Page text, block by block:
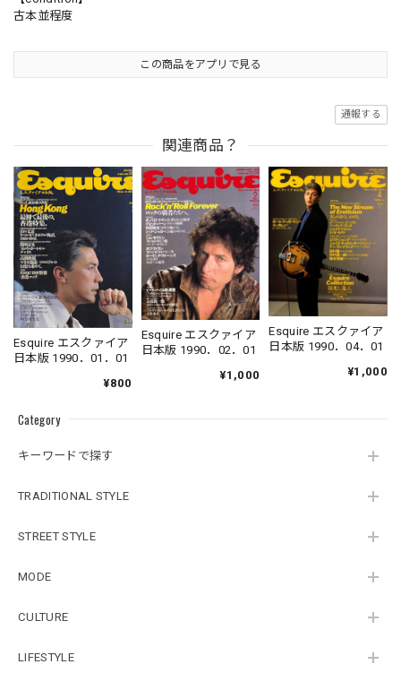
Category
キーワードで探す
TRADITIONAL STYLE
STREET STYLE
MODE
CULTURE
LIFESTYLE
古本並程度
この商品をアプリで見る
通報する
関連商品？
Esquire エスクァイア
日本版 1990．01．01
¥800
Esquire エスクァイア
日本版 1990．02．01
¥1,000
Esquire エスクァイア
日本版 1990．04．01
¥1,000